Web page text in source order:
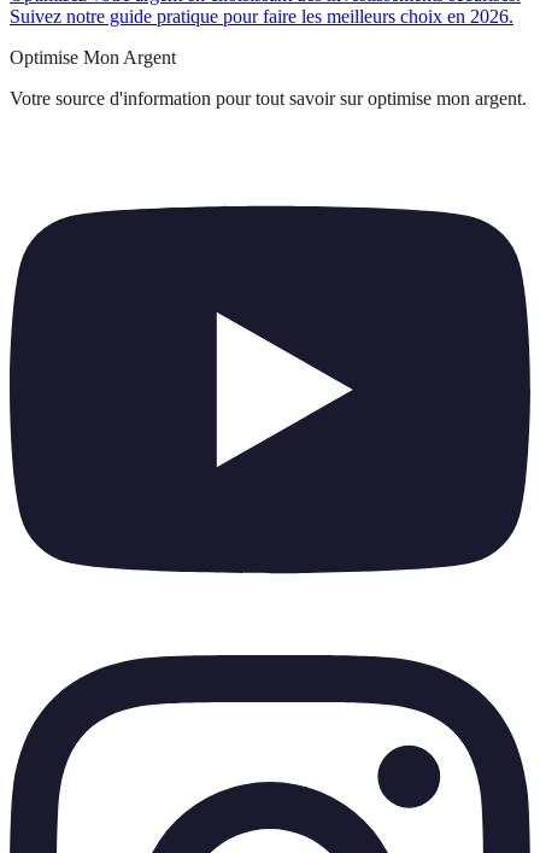
Suivez notre guide pratique pour faire les meilleurs choix en 2026.
Optimise Mon Argent
Votre source d'information pour tout savoir sur optimise mon argent.